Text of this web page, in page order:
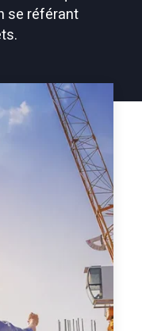
se référant